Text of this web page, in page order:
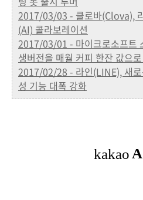
2017/03/03 - 클로바(Clova),
(AI) 콜라보레이션
2017/03/01 - 마이크로소프트
생버전을 매월 커피 한잔 값으
2017/02/28 - 라인(LINE), 새로
성 기능 대폭 강화